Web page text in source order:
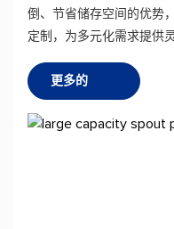
倒、节省储存空间的优势
定制，为多元化需求提供
更多的